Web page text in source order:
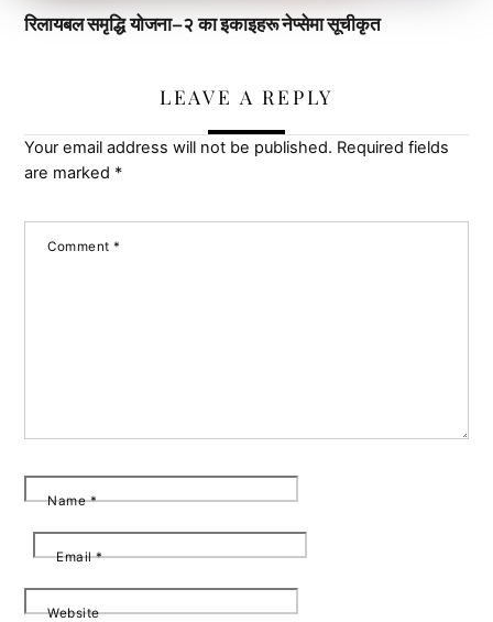
रिलायबल समृद्धि योजना–२ का इकाइहरू नेप्सेमा सूचीकृत
LEAVE A REPLY
Your email address will not be published. Required fields
are marked *
Comment*
Name*
Email*
Website